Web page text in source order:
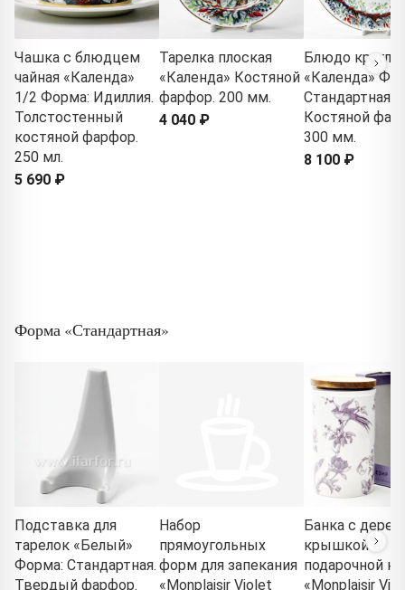
Чашка с блюдцем
чайная «Календа»
1/2 Форма: Идиллия.
Толстостенный
костяной фарфор.
250 мл.
5 690 ₽
Тарелка плоская
«Календа» Костяной
фарфор. 200 мм.
4 040 ₽
Блюдо
«Календа»
Стандартная-
Костяной
300 мм.
8 100 ₽
Форма «Стандартная»
Подставка для
тарелок «Белый»
Форма: Стандартная.
Твердый фарфор.
Набор
прямоугольных
форм для запекания
«Monplaisir Violet
Банка с
крышкой в
подарочной
«Monplaisir